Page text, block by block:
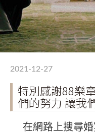
2021-12-27
特別感謝88樂
們的努力 讓我
在網路上搜尋